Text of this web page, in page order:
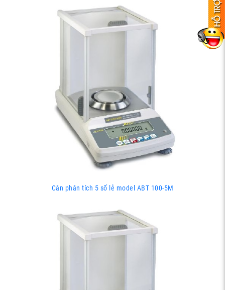
Cân phân tích 5 số lẻ model ABT 100-5M